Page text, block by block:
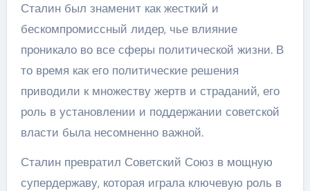
Сталин был знаменит как жесткий и
бескомпромиссный лидер, чье влияние
проникало во все сферы политической жизни. В
то время как его политические решения
приводили к множеству жертв и страданий, его
роль в установлении и поддержании советской
власти была несомненно важной.
Сталин превратил Советский Союз в мощную
супердержаву, которая играла ключевую роль в